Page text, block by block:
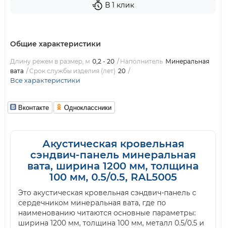
В 1 клик
Общие характеристики
Длину режем в размер, м 0,2 - 20 Наполнитель Минеральная
вата
Срок службы изделия (лет) 20
Все характеристики
Вконтакте Одноклассники
Акустическая кровельная
сэндвич-панель минеральная
вата, ширина 1200 мм, толщина
100 мм, 0.5/0.5, RAL5005
Это акустическая кровельная сэндвич-панель с
сердечником минеральная вата, где по
наименованию читаются основные параметры:
ширина 1200 мм, толщина 100 мм, металл 0.5/0.5 и